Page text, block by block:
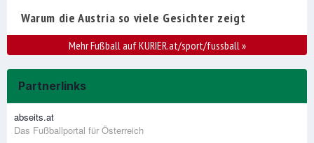
Warum die Austria so viele Gesichter zeigt
Mehr Fußball auf KURIER.at/sport/fussball»
Partnerlinks
abseits.at
Das Fußballportal für Österreich